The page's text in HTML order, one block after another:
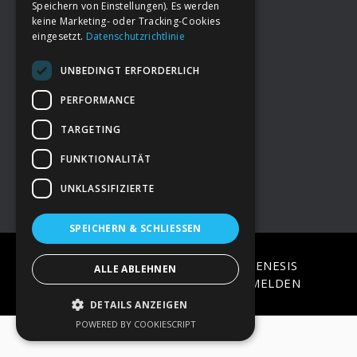
FooterDeine Spende
→ Impressum
→Kontakt zum PAO Team
COPYRIGHT © 2026 · ON
GENESIS
FRAMEWORK·WORDPRESS·ANMELDEN
Speichern von Einstellungen). Es werden
keine Marketing- oder Tracking-Cookies
eingesetzt. Datenschutzrichtlinie
UNBEDINGT ERFORDERLICH
PERFORMANCE
TARGETING
FUNKTIONALITÄT
UNKLASSIFIZIERTE
SPEICHERN & SCHLIESSEN
ALLE ABLEHNEN
DETAILS ANZEIGEN
POWERED BY COOKIESCRIPT